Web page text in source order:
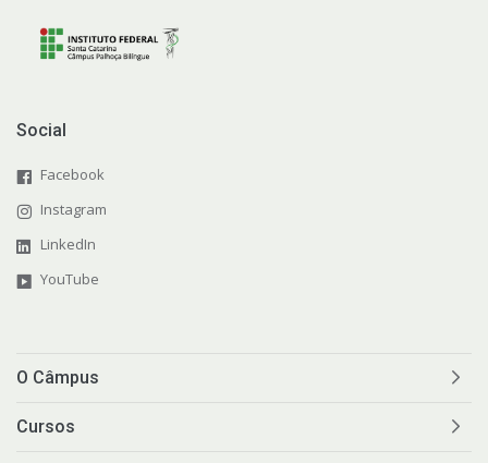
Social
Facebook
Instagram
LinkedIn
YouTube
O Câmpus
Cursos